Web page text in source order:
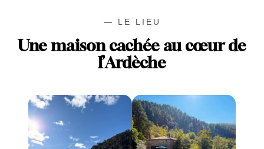
— LE LIEU
Une maison cachée au cœur de
l’Ardèche